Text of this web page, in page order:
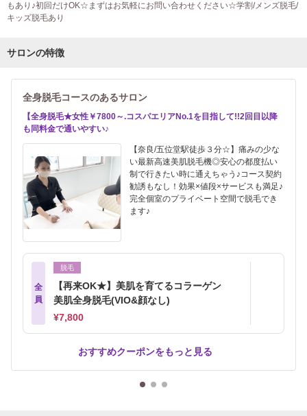
もあり♪初回だけOK☆まずはお気軽にお問い合わせください☆学割/メンズ脱毛/
キッズ脱毛あり
サロンの特徴
全身脱毛コースのあるサロン
【全身脱毛★女性￥7800～.コスパエリアNo.1を目指して!!2回目以降
も同料金で通いやすい♪
【奈良/五位堂駅徒歩３分☆】痛みの少な
い最新高速美肌脱毛機◎安心の都度払い
制で行きたい時に通えちゃう♪コース契約
勧誘もなし！効果×値段×サービスも満足♪
完全個室のプライベート空間で脱毛でき
ます♪
全
員
脱毛
【再来OK★】美肌を育てるコラーゲン
美肌全身脱毛(VIO&顔なし)
¥7,800
おすすめクーポンをもっと見る